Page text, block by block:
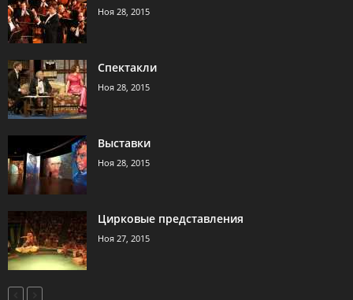
Ноя 28, 2015
Спектакли
Ноя 28, 2015
Выставки
Ноя 28, 2015
Цирковые представления
Ноя 27, 2015